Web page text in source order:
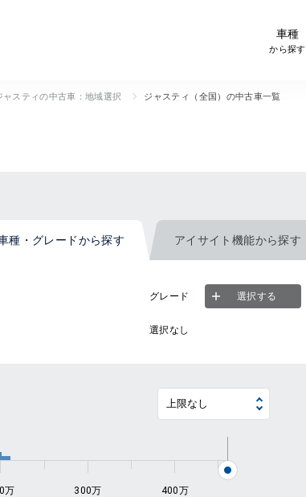
車種
から探す
ャスティの中古車：地域選択 ジャスティ（全国）の中古車一覧
種・グレードから探す アイサイト機能から探す
グレード 選択する
万 300万 400万